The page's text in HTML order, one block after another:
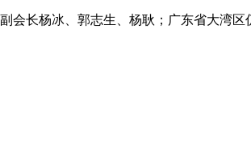
长杨冰、郭志生、杨耿；广东省大湾